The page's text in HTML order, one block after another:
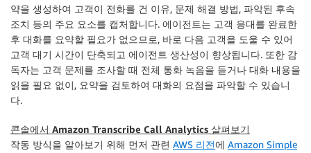
약을 생성하여 고객이 전화를 건 이유, 문제 해결 방법, 파악된 후속
조치 등의 주요 요소를 캡처합니다. 에이전트는 고객 응대를 완료한
후 대화를 요약할 필요가 없으므로, 바로 다음 고객을 도울 수 있어
고객 대기 시간이 단축되고 에이전트 생산성이 향상됩니다. 또한 감
독자는 고객 문제를 조사할 때 전체 통화 녹음을 듣거나 대화 내용을
읽을 필요 없이, 요약을 검토하여 대화의 요점을 파악할 수 있습니
다.
콘솔에서 Amazon Transcribe Call Analytics 살펴보기
작동 방식을 알아보기 위해 먼저 관련 AWS 리전에 Amazon Simple